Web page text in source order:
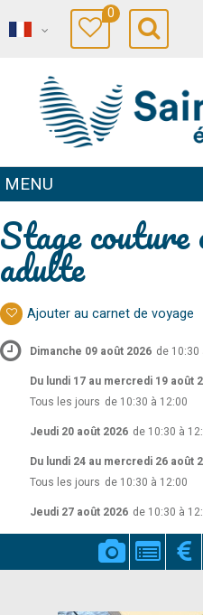
0
MENU
Stage
adulte
Ajouter au carnet de voyage
Dimanche 09 août 2026 de
Du lundi 17 au mercredi 19 août
Tous les jours de 10:30 à 12:00
Jeudi 20 août 2026 de 10:30 à
Du lundi 24 au mercredi 26 août
Tous les jours de 10:30 à 12:00
Jeudi 27 août 2026 de 10:30 à